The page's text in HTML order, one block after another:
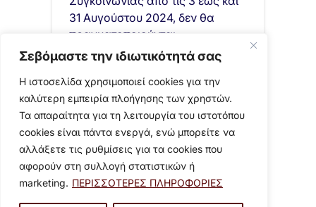
Σεβόμαστε την ιδιωτικότητά σας
Η ιστοσελίδα χρησιμοποιεί cookies για την
καλύτερη εμπειρία πλοήγησης των χρηστών.
Τα απαραίτητα για τη λειτουργία του ιστοτόπου
cookies είναι πάντα ενεργά, ενώ μπορείτε να
αλλάξετε τις ρυθμίσεις για τα cookies που
αφορούν στη συλλογή στατιστικών ή
marketing. ΠΕΡΙΣΣΟΤΕΡΕΣ ΠΛΗΡΟΦΟΡΙΕΣ
31 Αυγούστου 2024, δεν θα
πραγματοποιούνται.